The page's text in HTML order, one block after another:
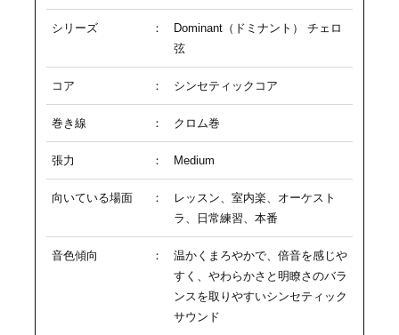
シリーズ ：
Dominant（ドミナント） チェロ
弦
コア ： シンセティックコア
巻き線 ： クロム巻
張力 ： Medium
向いている場面 ：
レッスン、室内楽、オーケスト
ラ、日常練習、本番
音色傾向 ：
温かくまろやかで、倍音を感じや
すく、やわらかさと明瞭さのバラ
ンスを取りやすいシンセティック
サウンド